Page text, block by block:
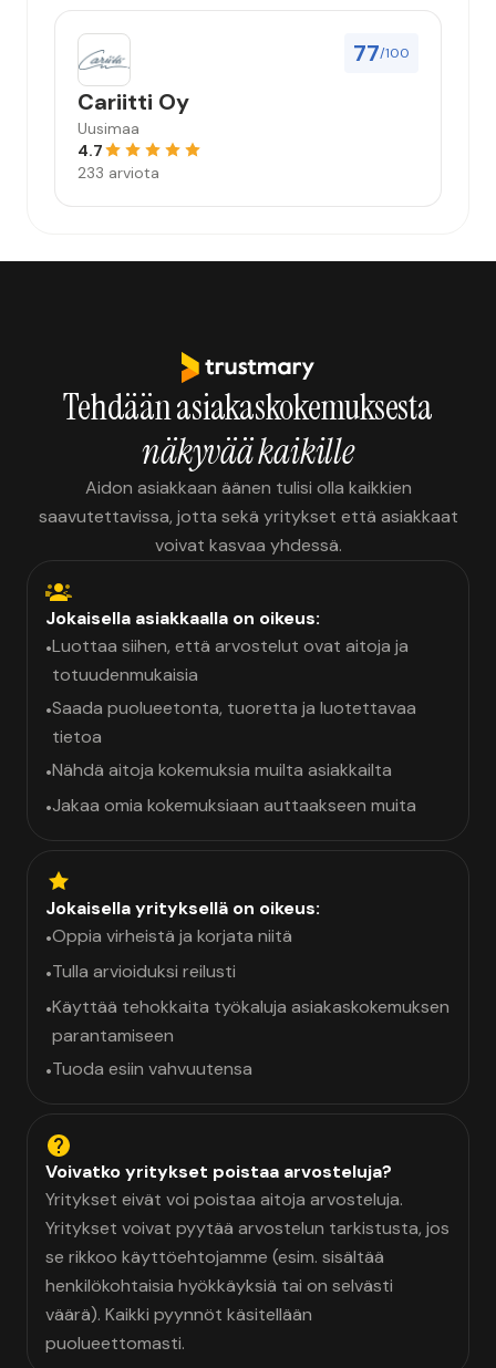
77/100
Cariitti Oy
Uusimaa
4.7
233 arviota
Tehdään asiakaskokemuksesta
näkyvää kaikille
Aidon asiakkaan äänen tulisi olla kaikkien
saavutettavissa, jotta sekä yritykset että asiakkaat
voivat kasvaa yhdessä.
Jokaisella asiakkaalla on oikeus:
•Luottaa siihen, että arvostelut ovat aitoja ja
totuudenmukaisia
•Saada puolueetonta, tuoretta ja luotettavaa
tietoa
•Nähdä aitoja kokemuksia muilta asiakkailta
•Jakaa omia kokemuksiaan auttaakseen muita
Jokaisella yrityksellä on oikeus:
•Oppia virheistä ja korjata niitä
•Tulla arvioiduksi reilusti
•Käyttää tehokkaita työkaluja asiakaskokemuksen
parantamiseen
•Tuoda esiin vahvuutensa
Voivatko yritykset poistaa arvosteluja?
Yritykset eivät voi poistaa aitoja arvosteluja.
Yritykset voivat pyytää arvostelun tarkistusta, jos
se rikkoo käyttöehtojamme (esim. sisältää
henkilökohtaisia hyökkäyksiä tai on selvästi
väärä). Kaikki pyynnöt käsitellään
puolueettomasti.